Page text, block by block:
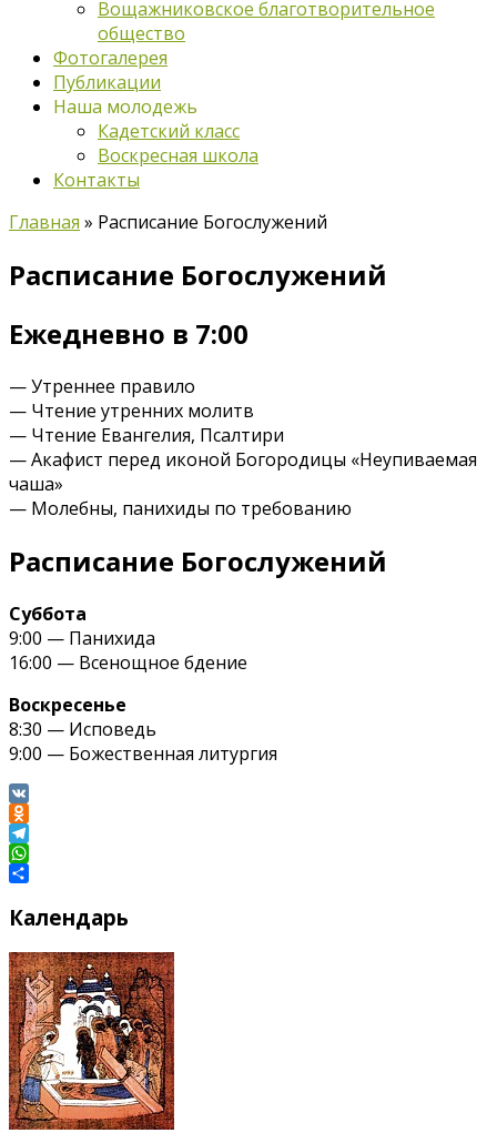
Вощажниковское благотворительное
общество
Фотогалерея
Публикации
Наша молодежь
Кадетский класс
Воскресная школа
Контакты
Главная » Расписание Богослужений
Расписание Богослужений
Ежедневно в 7:00
— Утреннее правило
— Чтение утренних молитв
— Чтение Евангелия, Псалтири
— Акафист перед иконой Богородицы «Неупиваемая
чаша»
— Молебны, панихиды по требованию
Расписание Богослужений
Суббота
9:00 — Панихида
16:00 — Всенощное бдение
Воскресенье
8:30 — Исповедь
9:00 — Божественная литургия
VK
Odnoklassniki
Telegram
WhatsApp
Календарь